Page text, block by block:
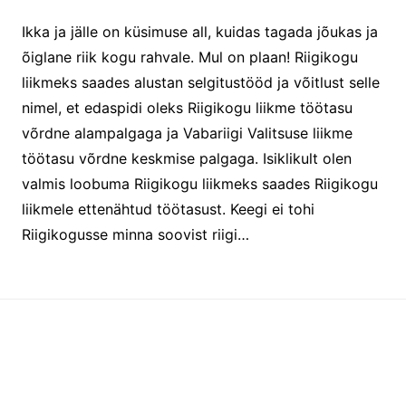
Ikka ja jälle on küsimuse all, kuidas tagada jõukas ja
õiglane riik kogu rahvale. Mul on plaan! Riigikogu
liikmeks saades alustan selgitustööd ja võitlust selle
nimel, et edaspidi oleks Riigikogu liikme töötasu
võrdne alampalgaga ja Vabariigi Valitsuse liikme
töötasu võrdne keskmise palgaga. Isiklikult olen
valmis loobuma Riigikogu liikmeks saades Riigikogu
liikmele ettenähtud töötasust. Keegi ei tohi
Riigikogusse minna soovist riigi…